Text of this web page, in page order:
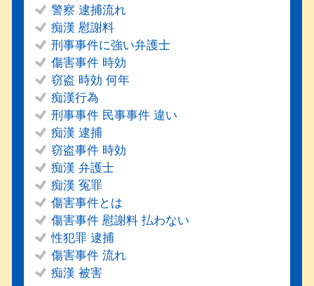
警察 逮捕流れ
痴漢 慰謝料
刑事事件に強い弁護士
傷害事件 時効
窃盗 時効 何年
痴漢行為
刑事事件 民事事件 違い
痴漢 逮捕
窃盗事件 時効
痴漢 弁護士
痴漢 冤罪
傷害事件とは
傷害事件 慰謝料 払わない
性犯罪 逮捕
傷害事件 流れ
痴漢 被害